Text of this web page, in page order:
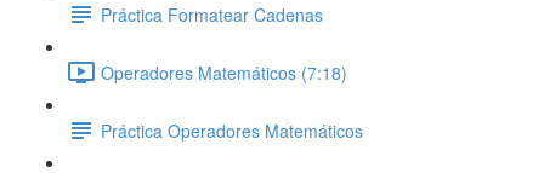
Práctica Formatear Cadenas
Operadores Matemáticos (7:18)
Práctica Operadores Matemáticos